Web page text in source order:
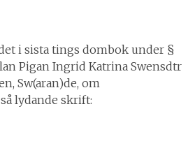
i sista tings dombok under §
Pigan Ingrid Katrina Swensdtr
Sw(aran)de, om
lydande skrift: